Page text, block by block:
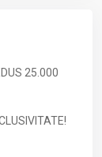
25.000